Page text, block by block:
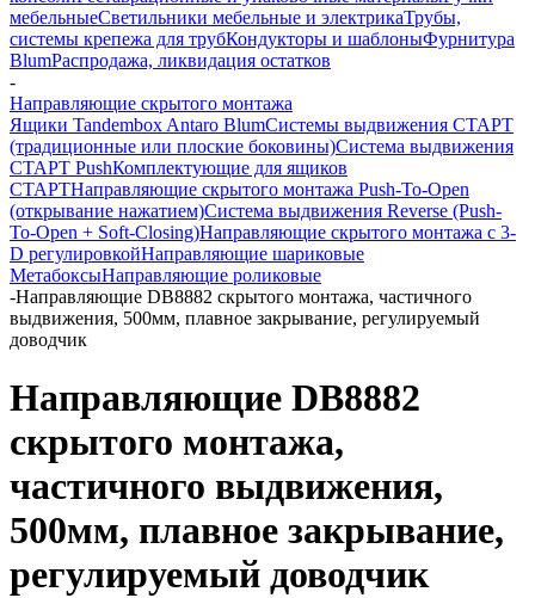
мебельныеСветильники мебельные и электрикаТрубы,
системы крепежа для трубКондукторы и шаблоныФурнитура
BlumРаспродажа, ликвидация остатков
-
Направляющие скрытого монтажа
Ящики Tandembox Antaro BlumСистемы выдвижения СТАРТ
(традиционные или плоские боковины)Система выдвижения
СТАРТ PushКомплектующие для ящиков
СТАРТНаправляющие скрытого монтажа Push-To-Open
(открывание нажатием)Система выдвижения Reverse (Push-
To-Open + Soft-Closing)Направляющие скрытого монтажа с 3-
D регулировкойНаправляющие шариковые
МетабоксыНаправляющие роликовые
-Направляющие DB8882 скрытого монтажа, частичного
выдвижения, 500мм, плавное закрывание, регулируемый
доводчик
Направляющие DB8882
скрытого монтажа,
частичного выдвижения,
500мм, плавное закрывание,
регулируемый доводчик